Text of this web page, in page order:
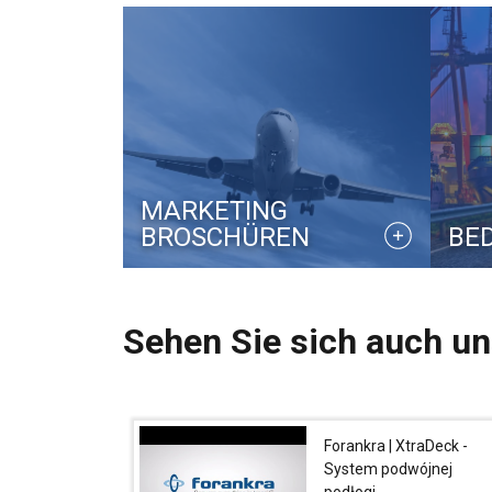
MARKETING
BROSCHÜREN
Sehen Sie sich auch
Forankra | XtraDeck -
System podwójnej
Ta strona
analitycznym,
wyniku